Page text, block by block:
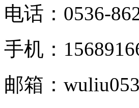
电话：0536-
手机：
邮箱：